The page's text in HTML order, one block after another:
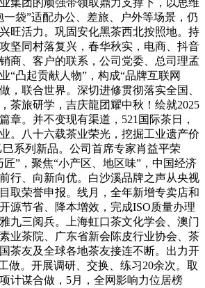
集团的顽强带领取鼎力支撑下，以思维
一袋”适配办公、差旅、户外等场景，仍
旺活力。巩固安化黑茶西北按照地。持
坚同村落复兴，春华秋实，电商、抖音
商、客户的联系，公司党委、总司理孟
“凸起贡献人物”，构成“品牌互联网
，联合世界。深切进修贯彻落实全国、
茶旅研学，吉庆龍团耀中秋！绘就2025
章。并不变现有渠道，521国际茶日，
。八十六载茶业荣光，挖掘工业遗产价
巳系列新品。公司首席专家肖益平荣
”，聚焦“小产区、地区味”，中国经济
行、向新向优。白沙溪品牌之声从央视
取荣誉申报。线月，全年新增专卖店和
源节省、降本增效，完成ISO质量办理
九三阅兵。上海虹口茶文化学会、澳门
业茶院、广东省新会陈皮行业协会、茶
茶友及全球各地茶友接连不断。出力开
做。开展调研、交换、练习20余次。取
计谋合做，5月，全网影响力位居榜